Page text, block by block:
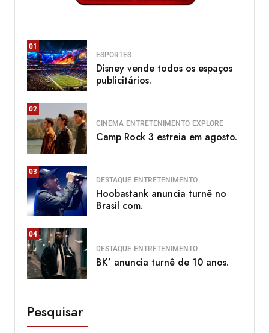
01
ESPORTES
Disney vende todos os espaços
publicitários.
02
CINEMA ENTRETENIMENTO EXPLORE
Camp Rock 3 estreia em agosto.
03
DESTAQUE ENTRETENIMENTO
Hoobastank anuncia turnê no
Brasil com.
04
DESTAQUE ENTRETENIMENTO
BK’ anuncia turnê de 10 anos.
Pesquisar